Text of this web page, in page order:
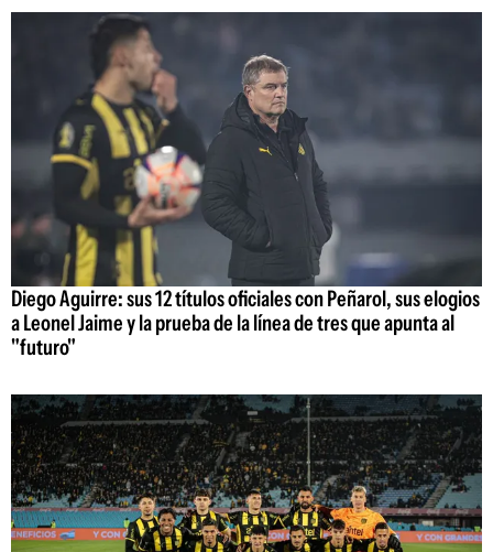
Diego Aguirre: sus 12 títulos oficiales con Peñarol, sus elogios
a Leonel Jaime y la prueba de la línea de tres que apunta al
"futuro"